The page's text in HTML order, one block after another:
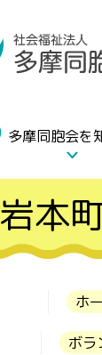
多摩同胞会を
岩本
ホ
ボラ